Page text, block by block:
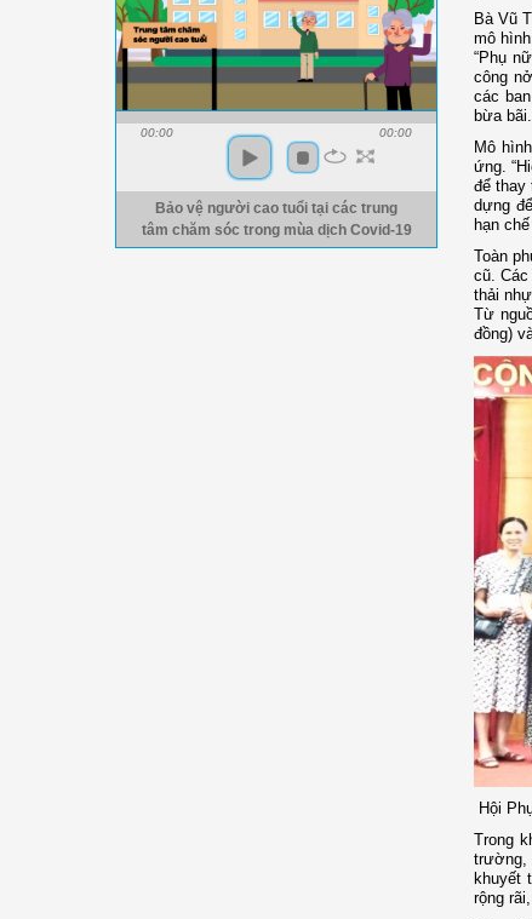
00:00 00:00
Bảo vệ người cao tuổi tại các trung
tâm chăm sóc trong mùa dịch Covid-19
Bà Vũ
mô
“Phụ
công
các
bừa bãi.
Mô
ứng.
để thay
dựng
hạn
Toàn
cũ.
thải
Từ
đồng)
Hội
Trong
trường,
khuyết
rộng